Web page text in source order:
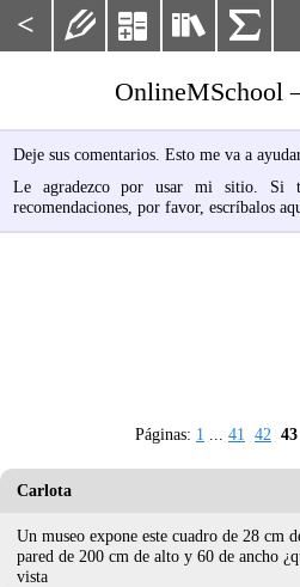
<    
OnlineMSchool
Deje sus comentarios. Esto me va a
Le agradezco por usar mi sitio. Si
recomendaciones, por favor, escríbalos
Páginas: 1 ... 41 42 43
Carlota
Un museo expone este cuadro de 28 cm
pared de 200 cm de alto y 60 de ancho
vista